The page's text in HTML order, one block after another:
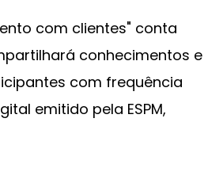
com clientes" conta
conhecimentos e
com frequência
emitido pela ESPM,